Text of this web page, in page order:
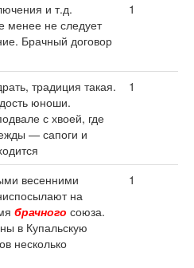
и т.д.
менее не следует
Брачный договор
1
традиция такая.
юноши.
с хвоей, где
— сапоги и
1
весенними
на
брачного союза.
в Купальскую
несколько
1